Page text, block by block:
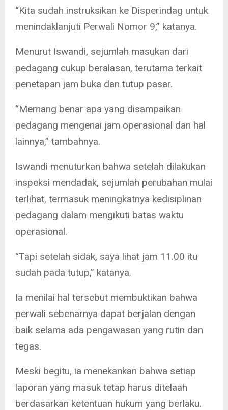
“Kita sudah instruksikan ke Disperindag untuk
menindaklanjuti Perwali Nomor 9,” katanya.
Menurut Iswandi, sejumlah masukan dari
pedagang cukup beralasan, terutama terkait
penetapan jam buka dan tutup pasar.
“Memang benar apa yang disampaikan
pedagang mengenai jam operasional dan hal
lainnya,” tambahnya.
Iswandi menuturkan bahwa setelah dilakukan
inspeksi mendadak, sejumlah perubahan mulai
terlihat, termasuk meningkatnya kedisiplinan
pedagang dalam mengikuti batas waktu
operasional.
“Tapi setelah sidak, saya lihat jam 11.00 itu
sudah pada tutup,” katanya.
Ia menilai hal tersebut membuktikan bahwa
perwali sebenarnya dapat berjalan dengan
baik selama ada pengawasan yang rutin dan
tegas.
Meski begitu, ia menekankan bahwa setiap
laporan yang masuk tetap harus ditelaah
berdasarkan ketentuan hukum yang berlaku.